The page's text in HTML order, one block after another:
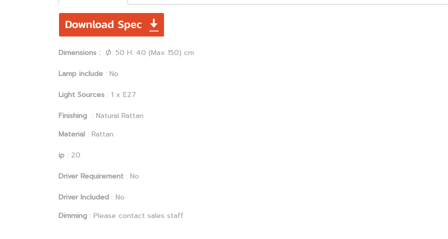
Dimensions : Ø: 50 H: 40 (Max 150) cm
Lamp include : No
Light Sources : 1 x E27
Finishing : Natural Rattan
Material : Rattan
ip : 20
Driver Requirement : No
Driver Included : No
Dimming : Please contact sales staff